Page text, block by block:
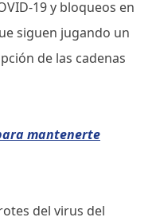
19 y bloqueos en
siguen jugando un
de las cadenas
mantenerte
del virus del